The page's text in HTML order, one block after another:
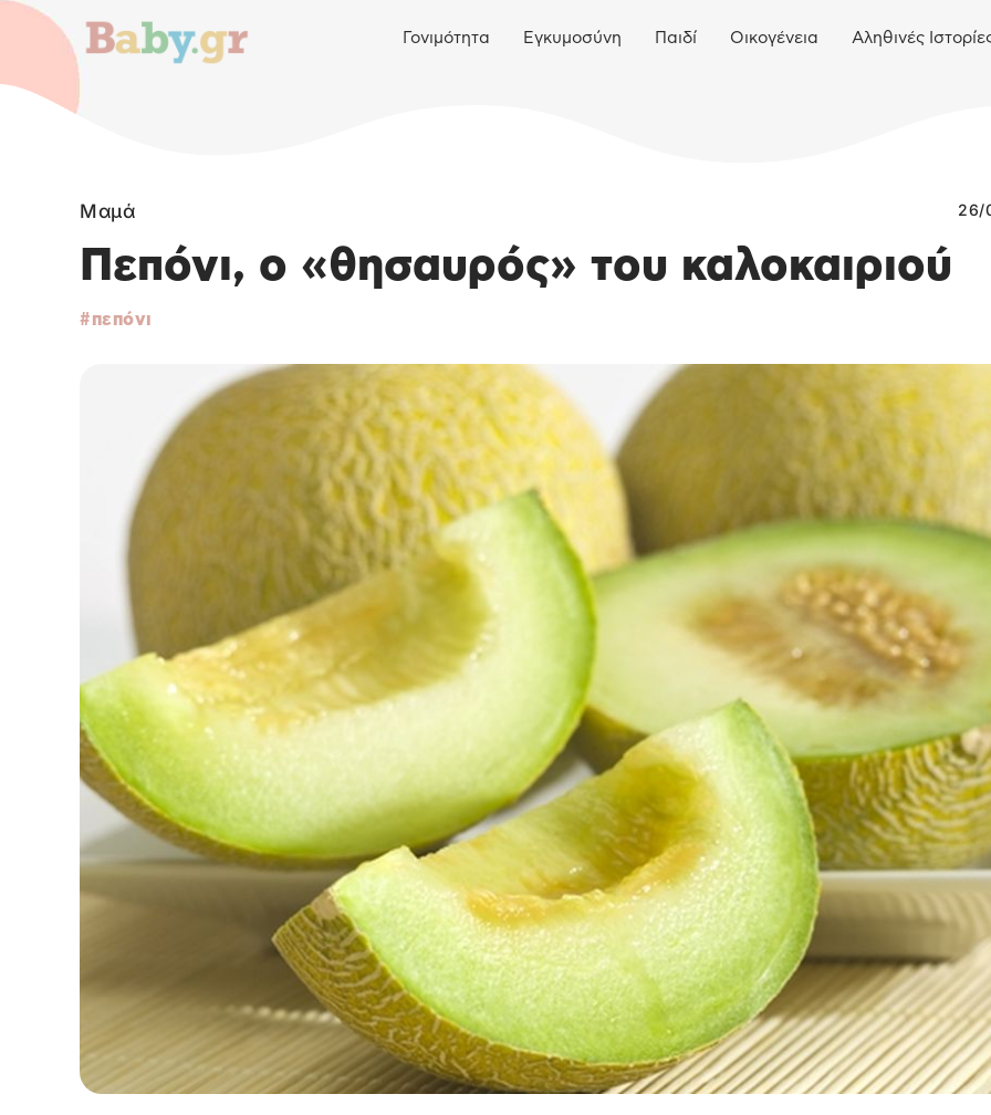
Γονιμότητα Εγκυμοσύνη Παιδί Οικογένεια Αληθινές
Μαμά 26/
Πεπόνι, ο «θησαυρός» του καλοκαιριού
πεπόνι